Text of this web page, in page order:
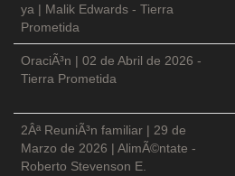
ya | Malik Edwards - Tierra
Prometida
OraciÃ³n | 02 de Abril de 2026 -
Tierra Prometida
2Âª ReuniÃ³n familiar | 29 de
Marzo de 2026 | AlimÃ©ntate -
Roberto Stevenson E.